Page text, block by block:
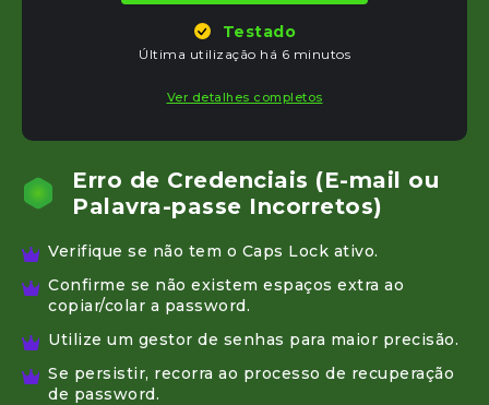
Testado
Última utilização há 6 minutos
Ver detalhes completos
Erro de Credenciais (E-mail ou
Palavra-passe Incorretos)
Verifique se não tem o Caps Lock ativo.
Confirme se não existem espaços extra ao
copiar/colar a password.
Utilize um gestor de senhas para maior precisão.
Se persistir, recorra ao processo de recuperação
de password.